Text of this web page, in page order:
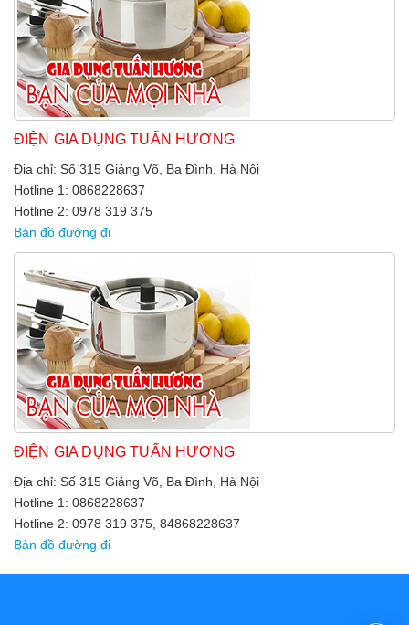
ĐIỆN GIA DỤNG TUẤN HƯƠNG
Địa chỉ: Số 315 Giảng Võ, Ba Đình, Hà Nội
Hotline 1: 0868228637
Hotline 2: 0978 319 375
Bản đồ đường đi
ĐIỆN GIA DỤNG TUẤN HƯƠNG
Địa chỉ: Số 315 Giảng Võ, Ba Đình, Hà Nội
Hotline 1: 0868228637
Hotline 2: 0978 319 375, 84868228637
Bản đồ đường đi